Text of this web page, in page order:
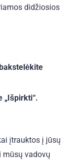
didžiosios
„Išpirkti“.
įtrauktos į jūsų
mūsų vadovų